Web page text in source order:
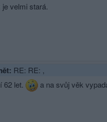
velmi stará.
RE: RE: ,
62 let. a na svůj věk